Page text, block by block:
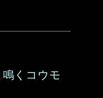
鳴くコウモ